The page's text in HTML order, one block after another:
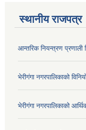
स्थानीय राजपत्र
आन्तरिक नियन्त्रण प्रणाली
भेरीगंगा नगरपालिकाको
भेरीगंगा नगरपालिकाको